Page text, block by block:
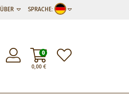
SPRACHE:
ÜBER
0,00€
0